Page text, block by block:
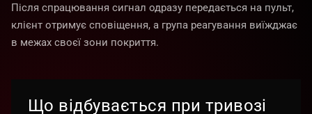
Після спрацювання сигнал одразу передається на пульт,
клієнт отримує сповіщення, а група реагування виїжджає
в межах своєї зони покриття.
Що відбувається при тривозі